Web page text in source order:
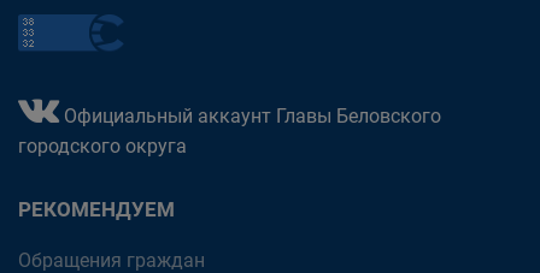
Официальный аккаунт Главы Беловского
городского округа
РЕКОМЕНДУЕМ
Обращения граждан